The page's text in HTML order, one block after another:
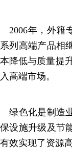
2006年，外籍
系列高端产品相
本降低与质量提
入高端市场。
绿色化是制造
保设施升级及节
有效实现了资源